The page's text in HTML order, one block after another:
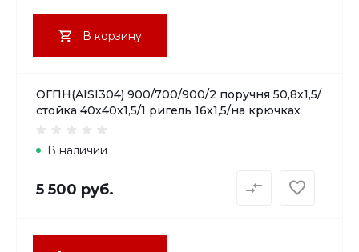
В корзину
ОГПН(AISI304) 900/700/900/2 поручня 50,8х1,5/
стойка 40х40х1,5/1 ригель 16х1,5/на крючках
В наличии
5 500 руб.